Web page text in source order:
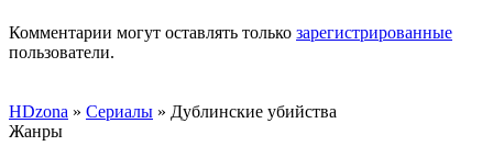
Комментарии могут оставлять только зарегистрированные
пользователи.
HDzona » Сериалы » Дублинские убийства
Жанры